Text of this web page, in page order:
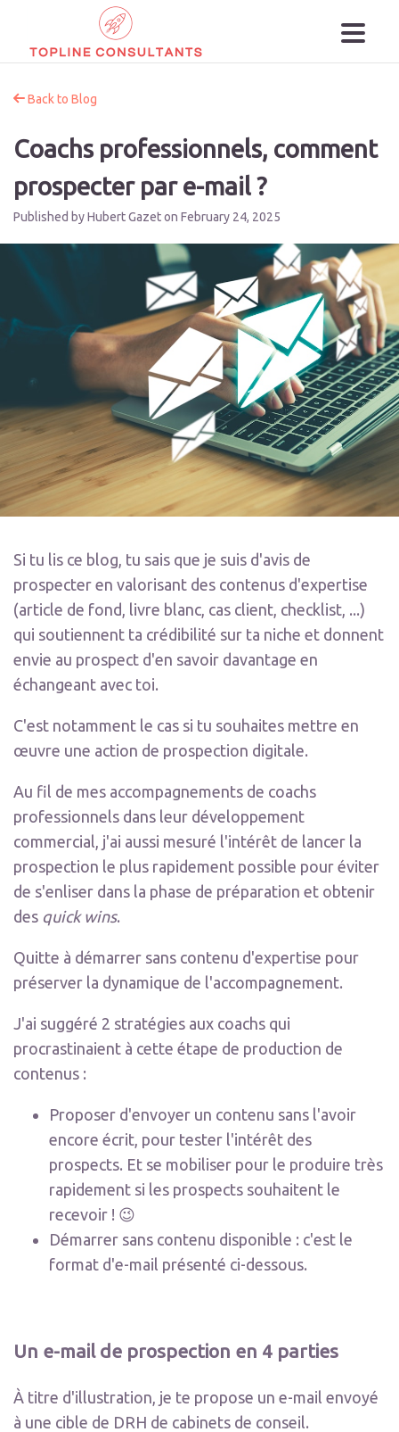
Back to Blog
Coachs professionnels, comment
prospecter par e-mail ?
Published by Hubert Gazet on February 24, 2025
Si tu lis ce blog, tu sais que je suis d'avis de
prospecter en valorisant des contenus d'expertise
(article de fond, livre blanc, cas client, checklist, ...)
qui soutiennent ta crédibilité sur ta niche et donnent
envie au prospect d'en savoir davantage en
échangeant avec toi.
C'est notamment le cas si tu souhaites mettre en
œuvre une action de prospection digitale.
Au fil de mes accompagnements de coachs
professionnels dans leur développement
commercial, j'ai aussi mesuré l'intérêt de lancer la
prospection le plus rapidement possible pour éviter
de s'enliser dans la phase de préparation et obtenir
des quick wins.
Quitte à démarrer sans contenu d'expertise pour
préserver la dynamique de l'accompagnement.
J'ai suggéré 2 stratégies aux coachs qui
procrastinaient à cette étape de production de
contenus :
Proposer d'envoyer un contenu sans l'avoir
encore écrit, pour tester l'intérêt des
prospects. Et se mobiliser pour le produire très
rapidement si les prospects souhaitent le
recevoir ! 😉
Démarrer sans contenu disponible : c'est le
format d'e-mail présenté ci-dessous.
Un e-mail de prospection en 4 parties
À titre d'illustration, je te propose un e-mail envoyé
à une cible de DRH de cabinets de conseil.